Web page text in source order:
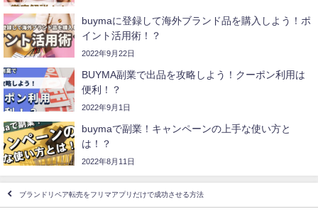
buymaに登録して海外ブランド品を購入しよう！ポ
イント活用術！？
2022年9月22日
BUYMA副業で出品を攻略しよう！クーポン利用は
便利！？
2022年9月1日
buymaで副業！キャンペーンの上手な使い方と
は！？
2022年8月11日
ブランドリペア転売をフリマアプリだけで成功させる方法